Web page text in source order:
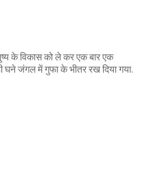
के विकास को ले कर एक बार एक
घने जंगल में गुफा के भीतर रख दिया गया.